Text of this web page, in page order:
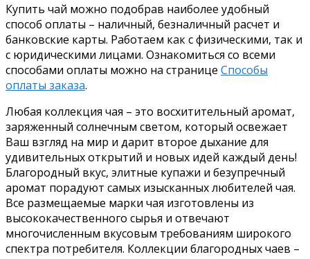
Купить чай можно подобрав наиболее удобный
способ оплаты – наличный, безналичный расчет и
банковские карты. Работаем как с физическими, так и
с юридическими лицами. Ознакомиться со всеми
способами оплаты можно на странице Способы
оплаты заказа.
Любая коллекция чая – это восхитительный аромат,
заряженный солнечным светом, который освежает
Ваш взгляд на мир и дарит второе дыхание для
удивительных открытий и новых идей каждый день!
Благородный вкус, элитные купажи и безупречный
аромат порадуют самых изысканных любителей чая.
Все размещаемые марки чая изготовлены из
высококачественного сырья и отвечают
многочисленным вкусовым требованиям широкого
спектра потребителя. Коллекции благородных чаев –